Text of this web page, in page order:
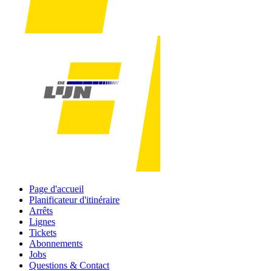
Page d'accueil
Planificateur d'itinéraire
Arrêts
Lignes
Tickets
Abonnements
Jobs
Questions & Contact